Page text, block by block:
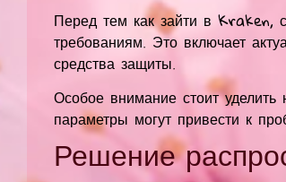
Перед тем как зайти в Kraken,
требованиям. Это включает
средства защиты.
Особое внимание стоит
параметры могут привести к
Решение